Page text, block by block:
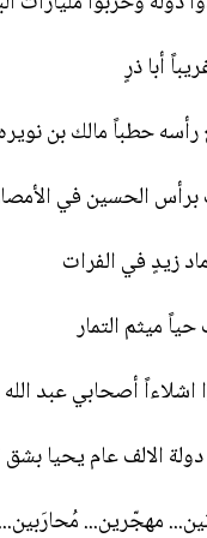
أبا ذرٍ
حطباً مالك بن نويره
الحسين في
زيدٍ في الفرات
ميثم التمار
اشلاءاً أصحابي عبد
الالف عام يحيا
مهجّرين...